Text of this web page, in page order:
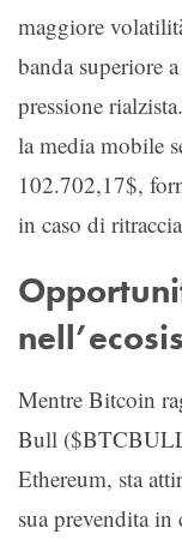
maggiore
banda superiore
pressione
la media mobile
102.702,17$,
in caso di
Mentre Bitcoin
Bull
Ethereum, sta
sua prevendita in